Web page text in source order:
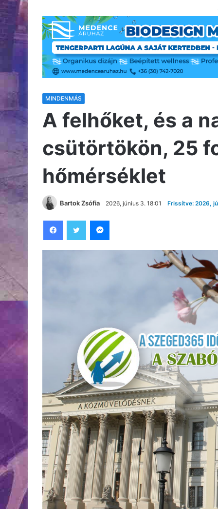
MINDENMÁS
A felhőket, és a
csütörtökön, 25
hőmérséklet
Bartok Zsófia 2026, június 3. 18:01 Frissítve: 2026,